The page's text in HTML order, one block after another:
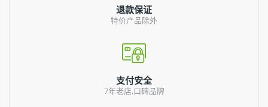
退款保证
特价产品除外
支付安全
7年老店,口碑品牌